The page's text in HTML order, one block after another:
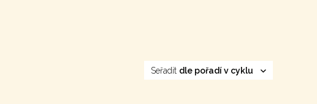
Seřadit dle pořadí v cyklu